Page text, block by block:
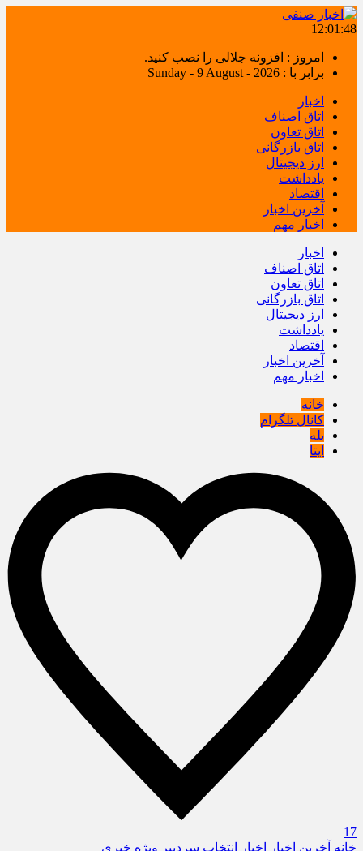
12:01:49
امروز : افزونه جلالی را نصب کنید.
برابر با : Sunday - 9 August - 2026
اخبار
اتاق اصناف
اتاق تعاون
اتاق بازرگانی
ارز دیجیتال
یادداشت
اقتصاد
آخرین اخبار
اخبار مهم
اخبار
اتاق اصناف
اتاق تعاون
اتاق بازرگانی
ارز دیجیتال
یادداشت
اقتصاد
آخرین اخبار
اخبار مهم
خانه
کانال تلگرام
بله
ایتا
17
خانه آخرین اخبار اخبار انتخاب سردبیر ویژه خبری